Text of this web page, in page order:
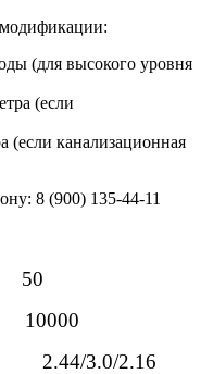
(для высокого уровня
(если
канализационная
8 (900) 135-44-11
50
: 10000
3.0/2.16